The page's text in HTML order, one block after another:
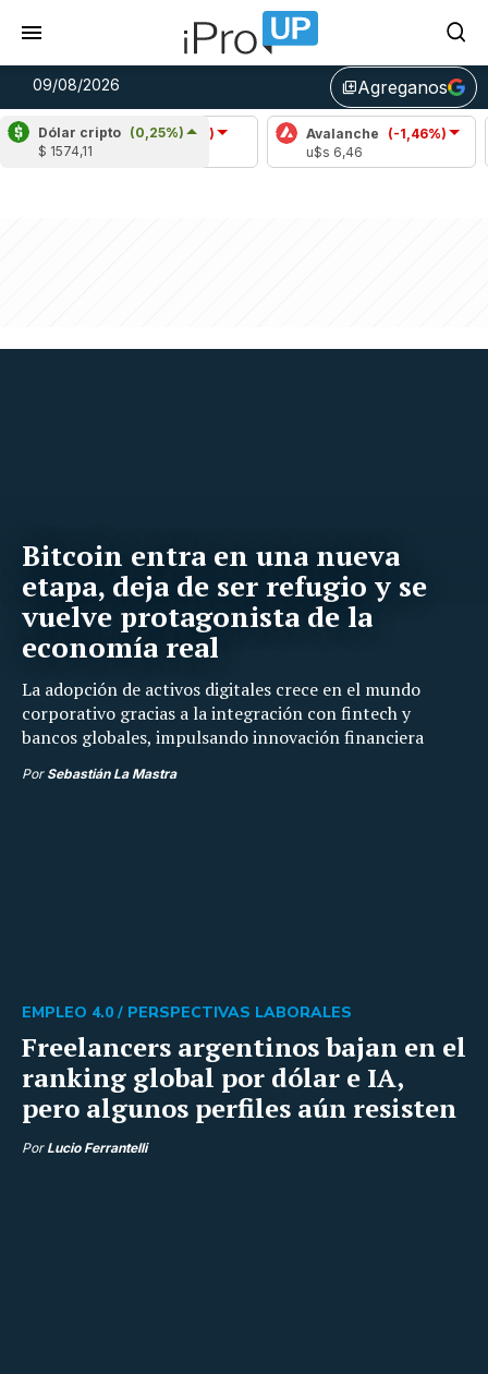
09/08/2026 library_addAgreganos
Dólar cripto (0,25%)
$ 1574,11
Cardano (-1,54%)
u$s 0,20
Avalanche (-1,46%)
Bitcoin entra en una nueva
etapa, deja de ser refugio y se
vuelve protagonista de la
economía real
La adopción de activos digitales crece en el mundo
corporativo gracias a la integración con fintech y
bancos globales, impulsando innovación financiera
Por Sebastián La Mastra
Freelancers argentinos bajan en el
ranking global por dólar e IA,
pero algunos perfiles aún resisten
EMPLEO 4.0 / PERSPECTIVAS LABORALES
Por Lucio Ferrantelli